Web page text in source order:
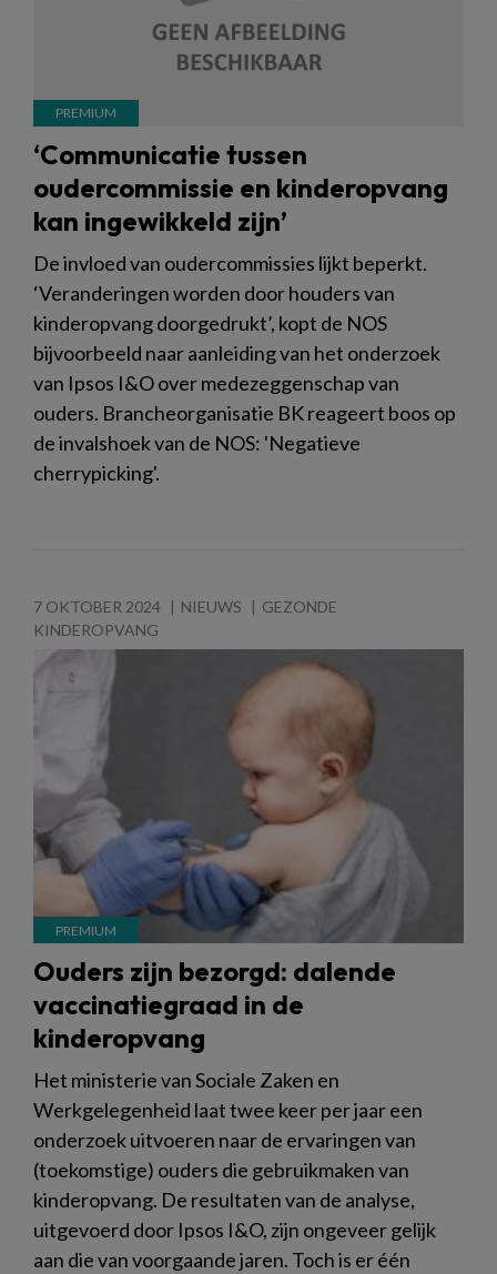
‘Communicatie tussen
oudercommissie en kinderopvang
kan ingewikkeld zijn’
De invloed van oudercommissies lijkt beperkt.
‘Veranderingen worden door houders van
kinderopvang doorgedrukt’, kopt de NOS
bijvoorbeeld naar aanleiding van het onderzoek
van Ipsos I&O over medezeggenschap van
ouders. Brancheorganisatie BK reageert boos op
de invalshoek van de NOS: 'Negatieve
cherrypicking'.
7 OKTOBER 2024 NIEUWS
GEZONDE
KINDEROPVANG
Ouders zijn bezorgd: dalende
vaccinatiegraad in de
kinderopvang
Het ministerie van Sociale Zaken en
Werkgelegenheid laat twee keer per jaar een
onderzoek uitvoeren naar de ervaringen van
(toekomstige) ouders die gebruikmaken van
kinderopvang. De resultaten van de analyse,
uitgevoerd door Ipsos I&O, zijn ongeveer gelijk
aan die van voorgaande jaren. Toch is er één